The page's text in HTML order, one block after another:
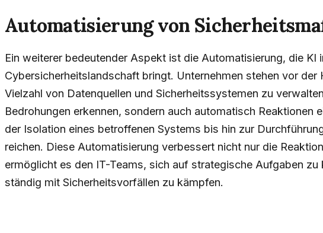
Automatisierung von
Ein weiterer bedeutender Aspekt ist die Automatisierung, die KI
Cybersicherheitslandschaft bringt. Unternehmen stehen vor der
Vielzahl von Datenquellen und Sicherheitssystemen zu
Bedrohungen erkennen, sondern auch automatisch Reaktionen
der Isolation eines betroffenen Systems bis hin zur
reichen. Diese Automatisierung verbessert nicht nur die
ermöglicht es den IT-Teams, sich auf strategische Aufgaben zu
ständig mit Sicherheitsvorfällen zu kämpfen.